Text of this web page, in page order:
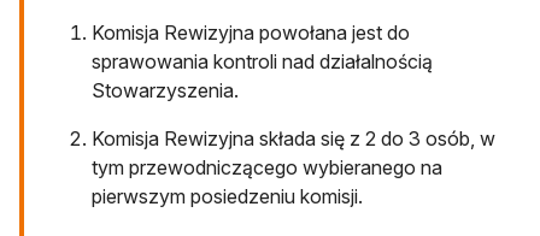
Komisja Rewizyjna powołana jest do
sprawowania kontroli nad działalnością
Stowarzyszenia.
Komisja Rewizyjna składa się z 2 do 3 osób, w
tym przewodniczącego wybieranego na
pierwszym posiedzeniu komisji.